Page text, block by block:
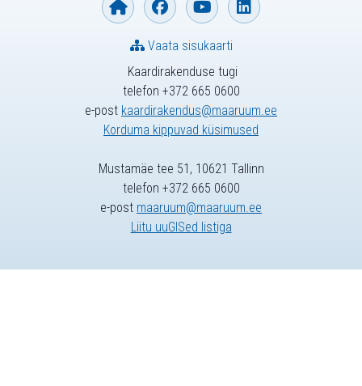
Kaardirakenduse tugi
telefon +372 665 0600
e-post kaardirakendus@maaruum.ee
Korduma kippuvad küsimused
Vaata sisukaarti
Mustamäe tee 51, 10621 Tallinn
telefon +372 665 0600
e-post maaruum@maaruum.ee
Liitu uuGISed listiga